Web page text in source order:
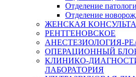
Отделение
Отделение
ЖЕНСКАЯ
РЕНТГЕНОВСКОЕ
АНЕСТЕЗИОЛОГИЯ-
ОПЕРАЦИОННЫЙ
КЛИНИКО-
ЛАБОРАТОРИЯ